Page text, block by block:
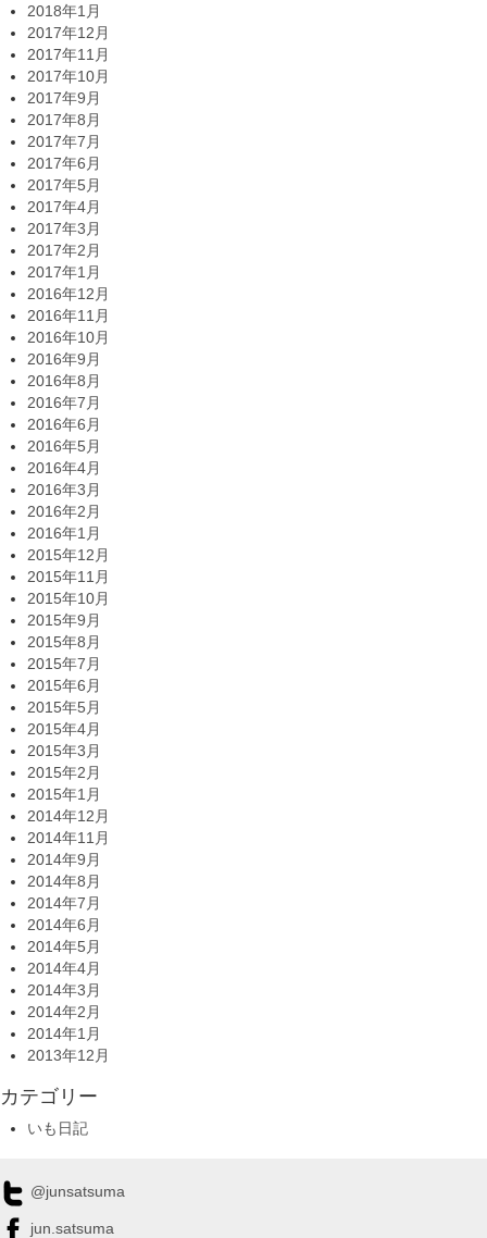
2018年1月
2017年12月
2017年11月
2017年10月
2017年9月
2017年8月
2017年7月
2017年6月
2017年5月
2017年4月
2017年3月
2017年2月
2017年1月
2016年12月
2016年11月
2016年10月
2016年9月
2016年8月
2016年7月
2016年6月
2016年5月
2016年4月
2016年3月
2016年2月
2016年1月
2015年12月
2015年11月
2015年10月
2015年9月
2015年8月
2015年7月
2015年6月
2015年5月
2015年4月
2015年3月
2015年2月
2015年1月
2014年12月
2014年11月
2014年9月
2014年8月
2014年7月
2014年6月
2014年5月
2014年4月
2014年3月
2014年2月
2014年1月
2013年12月
カテゴリー
いも日記
@junsatsuma
jun.satsuma